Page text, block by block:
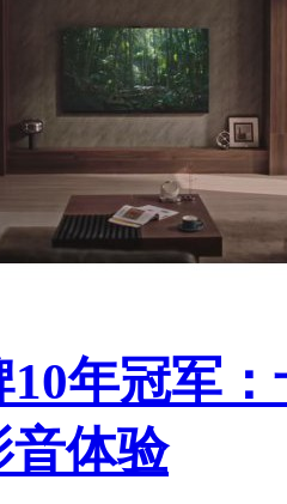
10年冠军
音体验